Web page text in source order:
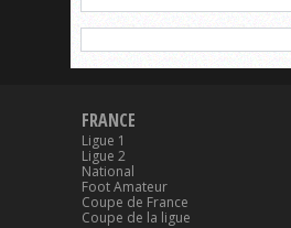
FRANCE
Ligue 1
Ligue 2
National
Foot Amateur
Coupe de France
Coupe de la ligue